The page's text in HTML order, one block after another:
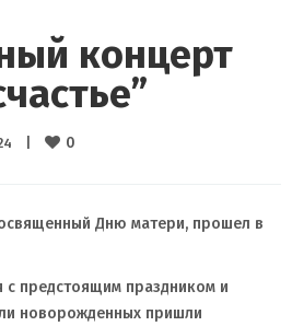
концерт
0
Дню матери, прошел в
с предстоящим праздником и
новорожденных пришли